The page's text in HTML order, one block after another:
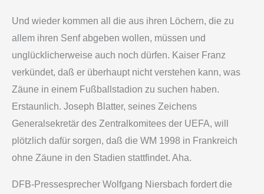
Und wieder kommen all die aus ihren Löchern, die zu
allem ihren Senf abgeben wollen, müssen und
unglücklicherweise auch noch dürfen. Kaiser Franz
verkündet, daß er überhaupt nicht verstehen kann, was
Zäune in einem Fußballstadion zu suchen haben.
Erstaunlich. Joseph Blatter, seines Zeichens
Generalsekretär des Zentralkomitees der UEFA, will
plötzlich dafür sorgen, daß die WM 1998 in Frankreich
ohne Zäune in den Stadien stattfindet. Aha.
DFB-Pressesprecher Wolfgang Niersbach fordert die